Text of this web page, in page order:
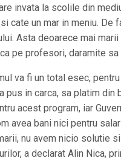
invata la scolile din
cate un mar in meniu. De
Asta deoarece mai
pe profesori, daramite
va fi un total esec, pentru
pus in carca, sa platim din
acest program, iar
avea bani nici pentru
nu avem nicio solutie
a declarat Alin Nica,